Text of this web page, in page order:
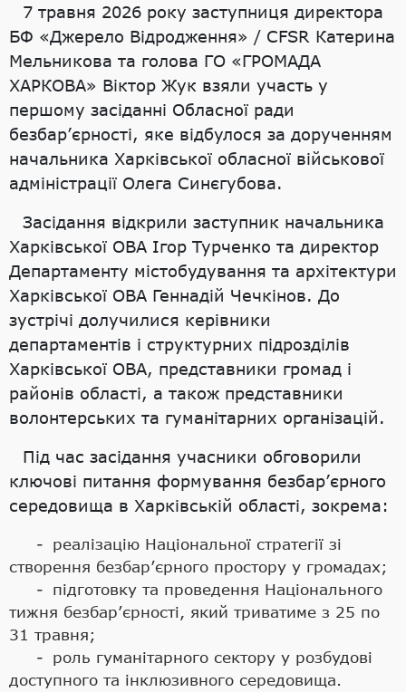
7 травня 2026 року заступниця директора
БФ «Джерело Відродження» / CFSR Катерина
Мельникова та голова ГО «ГРОМАДА
ХАРКОВА» Віктор Жук взяли участь у
першому засіданні Обласної ради
безбар’єрності, яке відбулося за дорученням
начальника Харківської обласної військової
адміністрації Олега Синєгубова.
Засідання відкрили заступник начальника
Харківської ОВА Ігор Турченко та директор
Департаменту містобудування та архітектури
Харківської ОВА Геннадій Чечкінов. До
зустрічі долучилися керівники
департаментів і структурних підрозділів
Харківської ОВА, представники громад і
районів області, а також представники
волонтерських та гуманітарних організацій.
Під час засідання учасники обговорили
ключові питання формування безбар’єрного
середовища в Харківській області, зокрема:
реалізацію Національної стратегії зі
створення безбар’єрного простору у громадах;
підготовку та проведення Національного
тижня безбар’єрності, який триватиме з 25 по
31 травня;
роль гуманітарного сектору у розбудові
доступного та інклюзивного середовища.